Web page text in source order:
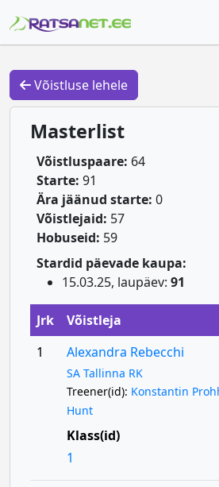
Võistluse lehele
Masterlist
Võistluspaare: 64
Starte: 91
Ära jäänud starte: 0
Võistlejaid: 57
Hobuseid: 59
Stardid päevade kaupa:
15.03.25, laupäev: 91
Jrk
Võistleja
1
Alexandra Rebecchi
SA Tallinna RK
Treener(id): Konstantin
Hunt
Klass(id)
1